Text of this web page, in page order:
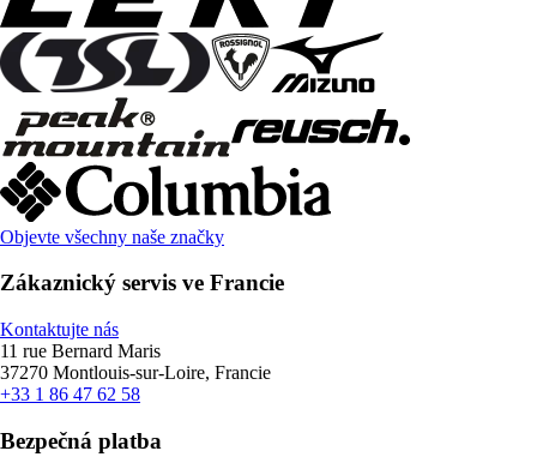
Objevte všechny naše značky
Zákaznický servis ve Francie
Kontaktujte nás
11 rue Bernard Maris
37270 Montlouis-sur-Loire, Francie
+33 1 86 47 62 58
Bezpečná platba